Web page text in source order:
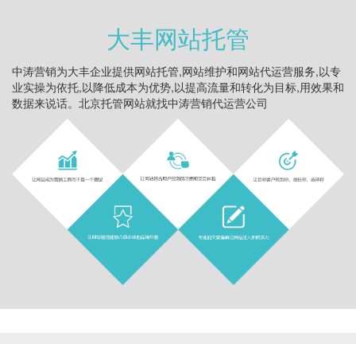
大丰网站托管
中涛营销为大丰企业提供网站托管,网站维护和网站代运营服务,以专
业实操为依托,以降低成本为优势,以提高流量和转化为目标,用效果和
数据来说话。北京托管网站就找中涛营销代运营公司